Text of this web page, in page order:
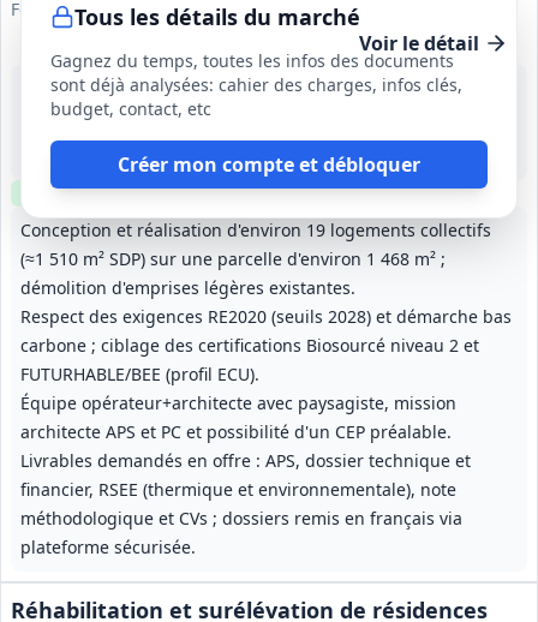
Tous les détails du marché
Gagnez du temps, toutes les infos des documents
sont déjà analysées: cahier des charges, infos clés,
budget, contact, etc
Créer mon compte et débloquer
Foncière Logement
Voir le détail
Conception et réalisation d'environ 19 logements collectifs
(≈1 510 m² SDP) sur une parcelle d'environ 1 468 m² ;
démolition d'emprises légères existantes.
Respect des exigences RE2020 (seuils 2028) et démarche bas
carbone ; ciblage des certifications Biosourcé niveau 2 et
FUTURHABLE/BEE (profil ECU).
Équipe opérateur+architecte avec paysagiste, mission
architecte APS et PC et possibilité d'un CEP préalable.
Livrables demandés en offre : APS, dossier technique et
financier, RSEE (thermique et environnementale), note
méthodologique et CVs ; dossiers remis en français via
plateforme sécurisée.
29 sept. 2026
Champigny-sur-Marne (94)
Clause environnementale
Réhabilitation et surélévation de résidences